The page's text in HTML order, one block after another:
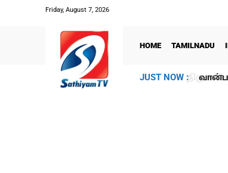
Friday, August 7, 2026
HOME TAMILNADU
JUST NOW :